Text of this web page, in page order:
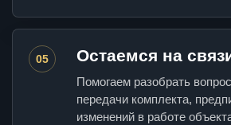
05 Остаемся на
Помогаем разобрать
передачи комплекта,
изменений в работе